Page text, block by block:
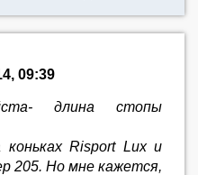
09:39
длина стопы
Risport Lux и
205. Но мне кажется,